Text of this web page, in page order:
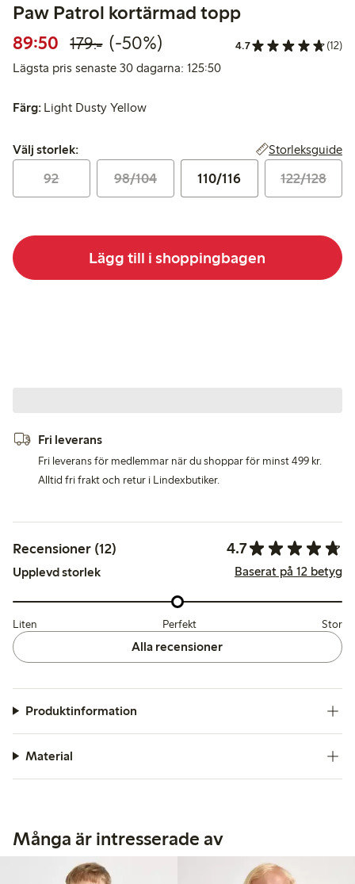
Paw Patrol kortärmad topp
89:50 Rabatterat pris: 89,50 kr
179:-Ordinarie pris: 179,00 kr
50% rabatt
(-50%) 4.7 (12)
Lägsta pris senaste 30 dagarna: 125:50Lägsta pris senaste 30
Färg: Light Dusty Yellow
Välj storlek:
Välj storlek: Storleksguide
92 98/104 110/116 122/128
Lägg till i shoppingbagen
Fri leverans
Fri leverans för medlemmar när du shoppar för minst 499 kr.
Alltid fri frakt och retur i Lindexbutiker.
Recensioner (12) 4.7
Upplevd storlek Baserat på 12 betyg
Liten Perfekt Stor
Alla recensioner
Produktinformation
Material
Många är intresserade av